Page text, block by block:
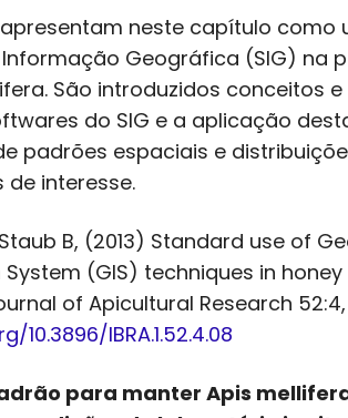
neste capítulo como
Geográfica (SIG) na
São introduzidos conceitos
do SIG e a aplicação
padrões espaciais e
interesse.
B, (2013) Standard use of
(GIS) techniques in honey
of Apicultural Research 52:4,
10.3896/IBRA.1.52.4.08
para manter Apis